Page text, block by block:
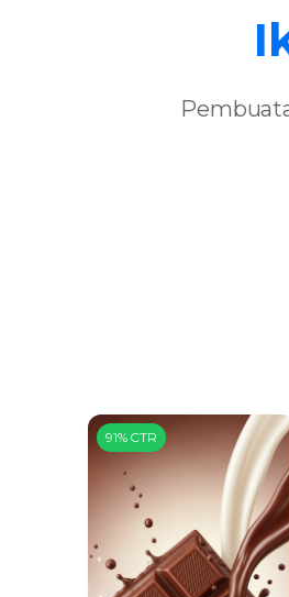
91% CTR